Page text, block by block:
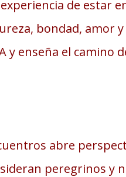
de estar
bondad, amor
y enseña el camino
abre
peregrinos y